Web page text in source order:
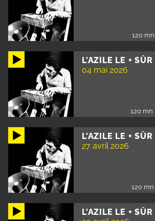
120 mn
L'AZILE LE + SÛR
04 mai 2026
120 mn
L'AZILE LE + SÛR
27 avril 2026
120 mn
L'AZILE LE + SÛR